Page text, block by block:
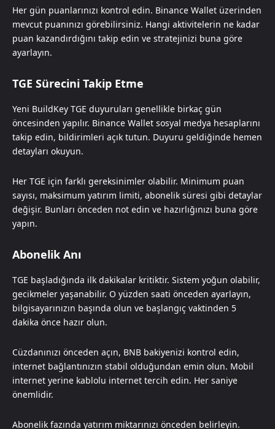
Her gün puanlarınızı kontrol edin. Binance Wallet üzerinden
mevcut puanınızı görebilirsiniz. Hangi aktivitelerin ne kadar
puan kazandırdığını takip edin ve stratejinizi buna göre
ayarlayın.
TGE Sürecini Takip Etme
Yeni BuildKey TGE duyuruları genellikle birkaç gün
öncesinden yapılır. Binance Wallet sosyal medya hesaplarını
takip edin, bildirimleri açık tutun. Duyuru geldiğinde hemen
detayları okuyun.
Her TGE için farklı gereksinimler olabilir. Minimum puan
sayısı, maksimum yatırım limiti, abonelik süresi gibi detaylar
değişir. Bunları önceden not edin ve hazırlığınızı buna göre
yapın.
Abonelik Anı
TGE başladığında ilk dakikalar kritiktir. Sistem yoğun olabilir,
gecikmeler yaşanabilir. O yüzden saati önceden ayarlayın,
bilgisayarınızın başında olun ve başlangıç vaktinden 5
dakika önce hazır olun.
Cüzdanınızı önceden açın, BNB bakiyenizi kontrol edin,
internet bağlantınızın stabil olduğundan emin olun. Mobil
internet yerine kablolu internet tercih edin. Her saniye
önemlidir.
Abonelik fazında yatırım miktarınızı önceden belirleyin.